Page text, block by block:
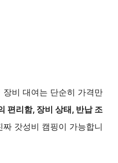
비 대여는 단순히 가격만
편리함, 장비 상태, 반납 조
갓성비 캠핑이 가능합니